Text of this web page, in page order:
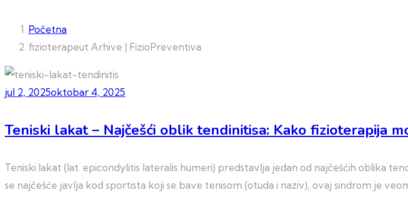
Početna
fizioterapeut Arhive | FizioPreventiva
jul 2, 2025oktobar 4, 2025
Teniski lakat – Najčešći oblik tendinitisa: Kako fizioterapija
Teniski lakat (lat. epicondylitis lateralis humeri) predstavlja jedan od najčešćih oblika
se najčešće javlja kod sportista koji se bave tenisom (otuda i naziv), ovaj sindrom je